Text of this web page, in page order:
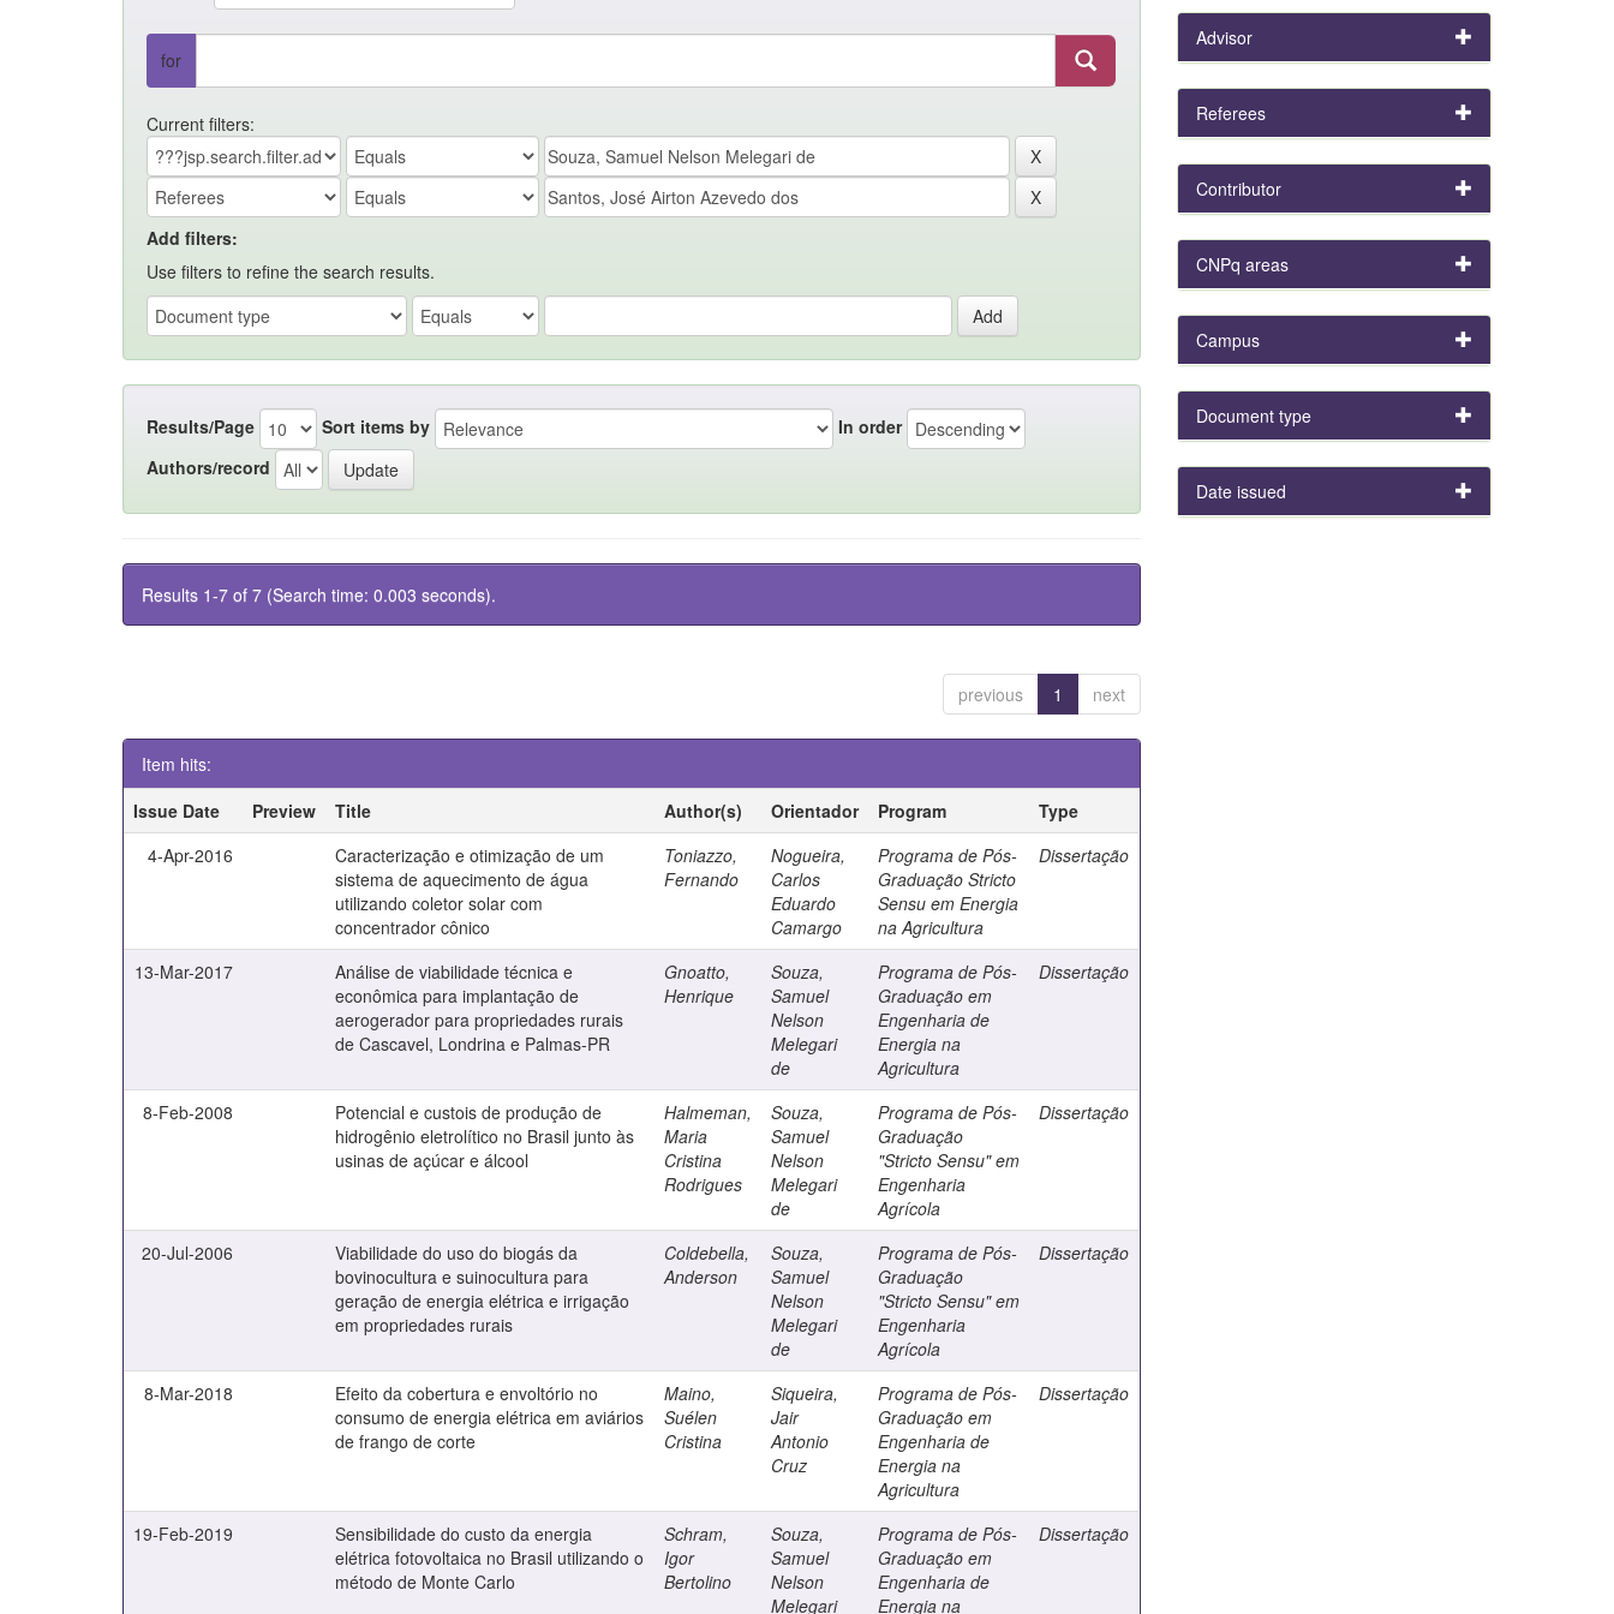
for
Current filters:
Add filters:
Use filters to refine the search results.
Results/Page Sort items by
In order
Authors/record
Results 1-7 of 7 (Search time: 0.003 seconds).
previous 1 next
Item hits:
Issue Date
Preview Title Author(s) Orientador Program
Type
4-Apr-2016
Caracterização e otimização de um
sistema de aquecimento de água
utilizando coletor solar com
concentrador cônico
Toniazzo,
Fernando
Nogueira,
Carlos
Eduardo
Camargo
Programa de Pós-
Graduação Stricto
Sensu em Energia
na Agricultura
Dissertação
13-Mar-2017
Análise de viabilidade técnica e
econômica para implantação de
aerogerador para propriedades rurais
de Cascavel, Londrina e Palmas-PR
Gnoatto,
Henrique
Souza,
Samuel
Nelson
Melegari
de
Programa de Pós-
Graduação em
Engenharia de
Energia na
Agricultura
Dissertação
8-Feb-2008
Potencial e custois de produção de
hidrogênio eletrolítico no Brasil junto às
usinas de açúcar e álcool
Halmeman,
Maria
Cristina
Rodrigues
Souza,
Samuel
Nelson
Melegari
de
Programa de Pós-
Graduação
"Stricto Sensu" em
Engenharia
Agrícola
Dissertação
20-Jul-2006
Viabilidade do uso do biogás da
bovinocultura e suinocultura para
geração de energia elétrica e irrigação
em propriedades rurais
Coldebella,
Anderson
Souza,
Samuel
Nelson
Melegari
de
Programa de Pós-
Graduação
"Stricto Sensu" em
Engenharia
Agrícola
Dissertação
8-Mar-2018
Efeito da cobertura e envoltório no
consumo de energia elétrica em aviários
de frango de corte
Maino,
Suélen
Cristina
Siqueira,
Jair
Antonio
Cruz
Programa de Pós-
Graduação em
Engenharia de
Energia na
Agricultura
Dissertação
19-Feb-2019
Sensibilidade do custo da energia
elétrica fotovoltaica no Brasil utilizando o
método de Monte Carlo
Schram,
Igor
Bertolino
Souza,
Samuel
Nelson
Melegari
Programa de Pós-
Graduação em
Engenharia de
Energia na
Dissertação
Advisor
Referees
Contributor
CNPq areas
Campus
Document type
Date issued